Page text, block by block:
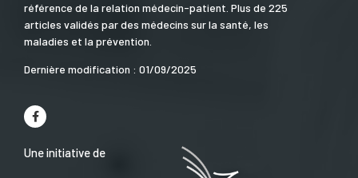
référence de la relation médecin-patient. Plus de 225
articles validés par des médecins sur la santé, les
maladies et la prévention.
Dernière modification : 01/09/2025
Une initiative de